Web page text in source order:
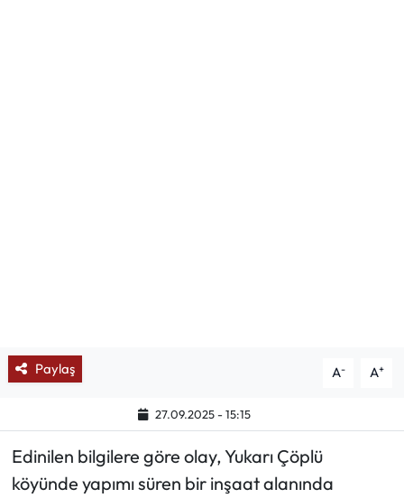
Paylaş A- A+
27.09.2025 - 15:15
Edinilen bilgilere göre olay, Yukarı Çöplü
köyünde yapımı süren bir inşaat alanında
Turizm